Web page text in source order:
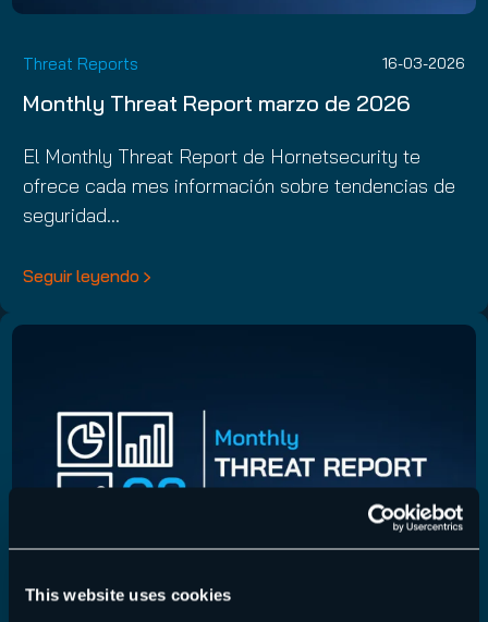
This website uses cookies
Threat Reports 16-03-2026
Monthly Threat Report marzo de 2026
El Monthly Threat Report de Hornetsecurity te
ofrece cada mes información sobre tendencias de
seguridad…
Seguir leyendo